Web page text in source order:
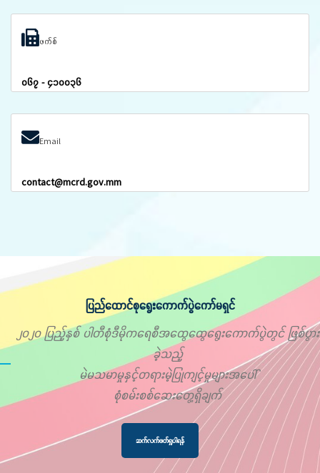
ဖက်စ်
၀၆၇ - ၄၁၀၀၃၆
Email
contact@mcrd.gov.mm
ပြည်ထောင်စုရွေးကောက်ပွဲကော်မရှင်
၂၀၂၀ ပြည့်နှစ် ပါတီစုံဒီမိုကရေစီအထွေထွေရွေးကောက်ပွဲတွင် ဖြစ်ပွား
ခဲ့သည့်
မဲမသမာမှုနှင့်တရားမဲ့ပြုကျင့်မှုများအပေါ်
စုံစမ်းစစ်ဆေးတွေ့ရှိချက်
ဆက်လက်ဖတ်ရှုပါရန်